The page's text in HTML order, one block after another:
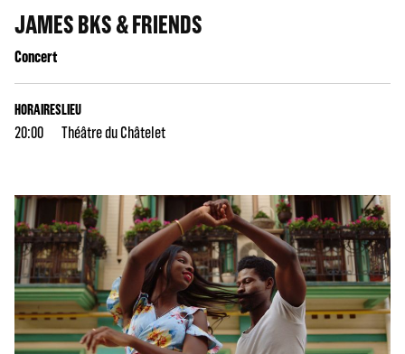
JAMES BKS & FRIENDS
Concert
HORAIRES
20:00
LIEU
Théâtre du Châtelet